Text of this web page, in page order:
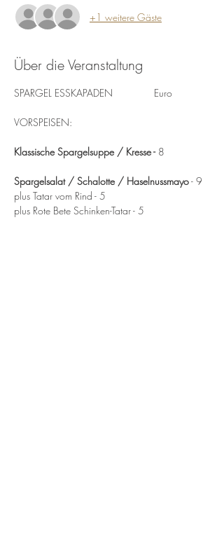
+1 weitere Gäste
Über die Veranstaltung
SPARGEL ESSKAPADEN		Euro
VORSPEISEN:
Klassische Spargelsuppe / Kresse - 8
Spargelsalat / Schalotte / Haselnussmayo - 9
plus Tatar vom Rind - 5
plus Rote Bete Schinken-Tatar - 5